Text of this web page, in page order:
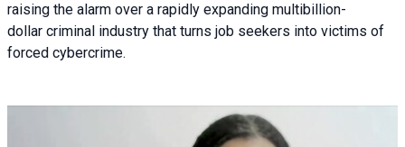
raising the alarm over a rapidly expanding multibillion-
dollar criminal industry that turns job seekers into victims of
forced cybercrime.